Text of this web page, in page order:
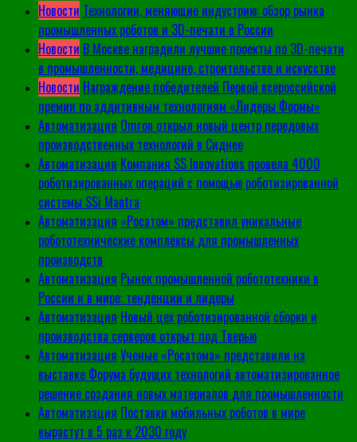
Новости Технологии, меняющие индустрию: обзор рынка
промышленных роботов и 3D-печати в России
Новости В Москве наградили лучшие проекты по 3D-печати
в промышленности, медицине, строительстве и искусстве
Новости Награждение победителей Первой всероссийской
премии по аддитивным технологиям «Лидеры Формы»
Автоматизация Omron открыл новый центр передовых
производственных технологий в Сиднее
Автоматизация Компания SS Innovations провела 4000
роботизированных операций с помощью роботизированной
системы SSi Mantra
Автоматизация «Росатом» представил уникальные
робототехнические комплексы для промышленных
производств
Автоматизация Рынок промышленной робототехники в
России и в мире: тенденции и лидеры
Автоматизация Новый цех роботизированной сборки и
производства серверов открыт под Тверью
Автоматизация Ученые «Росатома» представили на
выставке Форума будущих технологий автоматизированное
решение создания новых материалов для промышленности
Автоматизация Поставки мобильных роботов в мире
вырастут в 5 раз к 2030 году